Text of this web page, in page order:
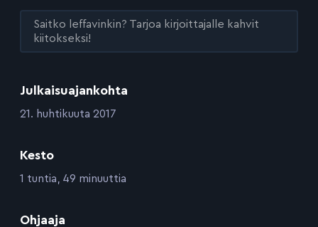
Julkaisuajankohta
:21. huhtikuuta 2017
Kesto
:1 tuntia, 49 minuuttia
Ohjaaja
Saitko leffavinkin? Tarjoa kirjoittajalle kahvit
kiitokseksi!